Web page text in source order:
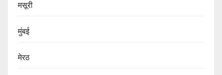
मसूरी
मुंबई
मेरठ